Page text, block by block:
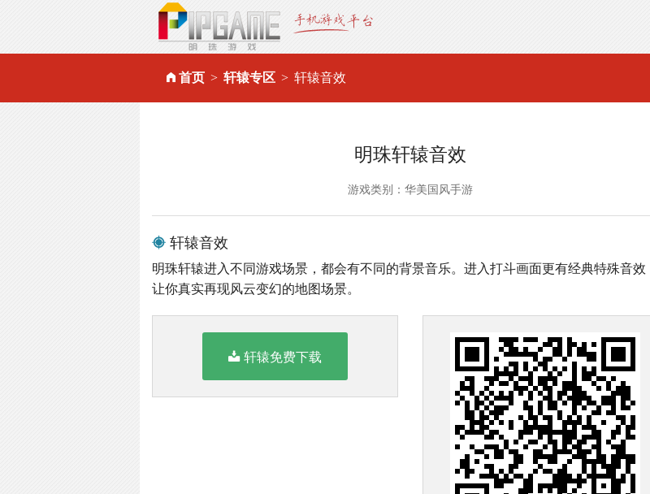
首页 轩辕专区 轩辕音效
明珠轩辕音效
游戏类别：华美国风手游
轩辕音效
明珠轩辕进入不同游戏场景，都会有不同的背景音乐。进入打斗画面更有经典特殊音效
让你真实再现风云变幻的地图场景。
轩辕免费下载